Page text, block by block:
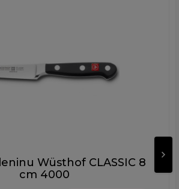
Wüsthof CLASSIC 8
cm 4000